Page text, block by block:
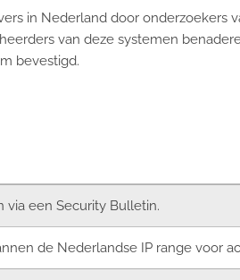
in Nederland door
van deze systemen
bevestigd.
via een Security Bulletin.
de Nederlandse IP range voor